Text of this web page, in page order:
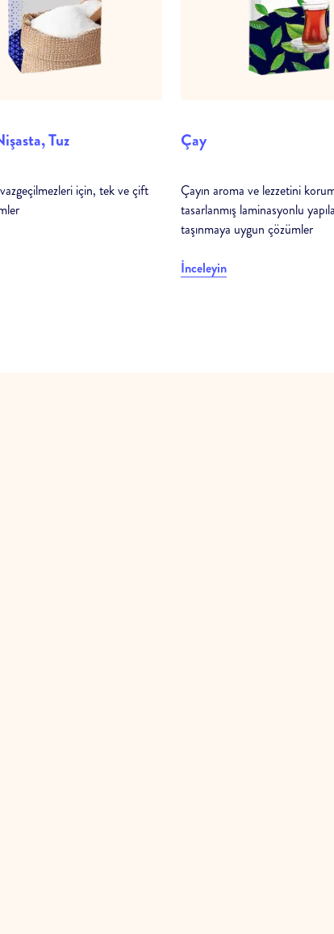
Tuz
için, tek ve çift
Çay
Çayın aroma ve lezzetini
tasarlanmış laminasyonlu
taşınmaya uygun çözümler
İnceleyin